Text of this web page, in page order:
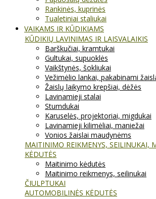
Rankinės, kuprinės
Tualetiniai staliukai
VAIKAMS IR KŪDIKIAMS
KŪDIKIŲ LAVINIMAS IR LAISVALAIKIS
Barškučiai, kramtukai
Gultukai, supuoklės
Vaikštynės, šokliukai
Vežimėlio lankai, pakabinami
Žaislų laikymo krepšiai, dėžės
Lavinamieji stalai
Stumdukai
Karuselės, projektoriai, migdukai
Lavinamieji kilimėliai, maniežai
Vonios žaislai maudynėms
MAITINIMO REIKMENYS, SEILINUKAI,
KĖDUTĖS
Maitinimo kėdutės
Maitinimo reikmenys, seilinukai
ČIULPTUKAI
AUTOMOBILINĖS KĖDUTĖS